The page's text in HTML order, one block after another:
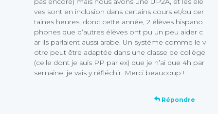
ves sont en inclusion dans certains cours et/ou cer
taines heures, donc cette année, 2 élèves hispano
phones que d’autres élèves ont pu un peu aider c
ar ils parlaient aussi arabe. Un système comme le v
otre peut être adaptée dans une classe de collège
(celle dont je suis PP par ex) que je n’ai que 4h par
semaine, je vais y réfléchir. Merci beaucoup !
Répondre